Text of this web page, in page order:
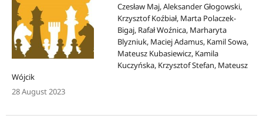
Czesław Maj, Aleksander Głogowski,
Krzysztof Koźbiał, Marta Polaczek-
Bigaj, Rafał Woźnica, Marharyta
Blyzniuk, Maciej Adamus, Kamil Sowa,
Mateusz Kubasiewicz, Kamila
Kuczyńska, Krzysztof Stefan, Mateusz
Wójcik
28 August 2023